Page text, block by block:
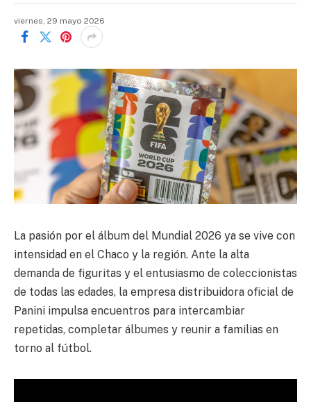
viernes, 29 mayo 2026
La pasión por el álbum del Mundial 2026 ya se vive con
intensidad en el Chaco y la región. Ante la alta
demanda de figuritas y el entusiasmo de coleccionistas
de todas las edades, la empresa distribuidora oficial de
Panini impulsa encuentros para intercambiar
repetidas, completar álbumes y reunir a familias en
torno al fútbol.